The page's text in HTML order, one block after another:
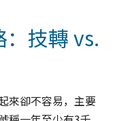
技轉 vs.
來卻不容易，主要